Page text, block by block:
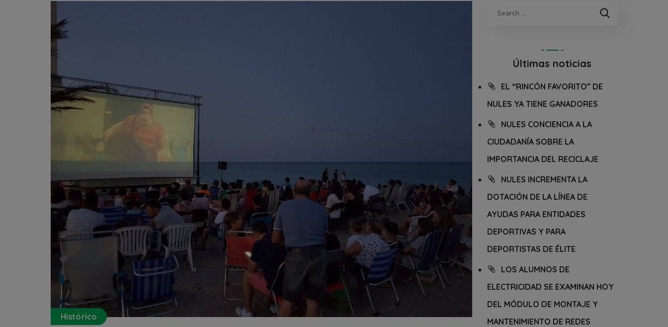
Histórico
Últimas noticias
EL “RINCÓN FAVORITO” DE
NULES YA TIENE GANADORES
NULES CONCIENCIA A LA
CIUDADANÍA SOBRE LA
IMPORTANCIA DEL RECICLAJE
NULES INCREMENTA LA
DOTACIÓN DE LA LÍNEA DE
AYUDAS PARA ENTIDADES
DEPORTIVAS Y PARA
DEPORTISTAS DE ÉLITE
LOS ALUMNOS DE
ELECTRICIDAD SE EXAMINAN HOY
DEL MÓDULO DE MONTAJE Y
MANTENIMIENTO DE REDES